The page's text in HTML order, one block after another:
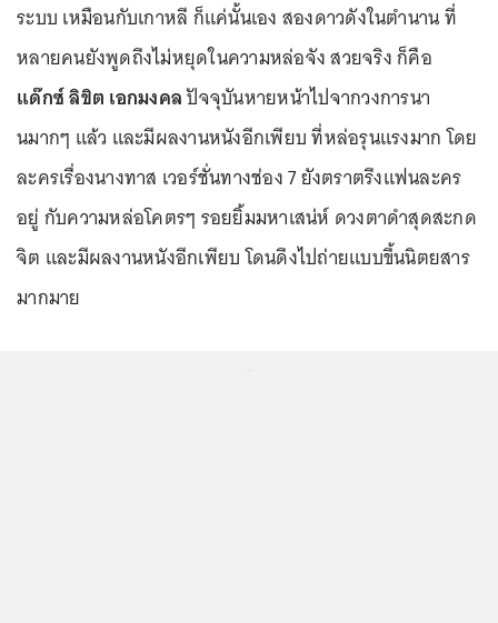
ระบบ เหมือนกับเกาหลี ก็แค่นั้นเอง สองดาวดังในตำนาน ที่
หลายคนยังพูดถึงไม่หยุดในความหล่อจัง สวยจริง ก็คือ
แด๊กซ์ ลิขิต เอกมงคลปัจจุบันหายหน้าไปจากวงการนา
นมากๆ แล้ว และมีผลงานหนังอีกเพียบ ที่หล่อรุนแรงมาก โดย
ละครเรื่องนางทาส เวอร์ชั่นทางช่อง 7 ยังตราตรึงแฟนละคร
อยู่ กับความหล่อโคตรๆ รอยยิ้มมหาเสน่ห์ ดวงตาดำสุดสะกด
จิต และมีผลงานหนังอีกเพียบ โดนดึงไปถ่ายแบบขึ้นนิตยสาร
มากมาย